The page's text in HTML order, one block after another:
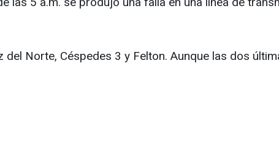
Norte, Céspedes 3 y Felton. Aunque las dos